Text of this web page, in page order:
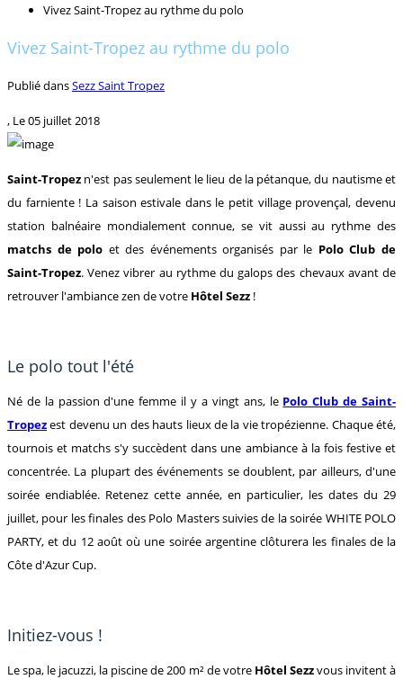
Vivez Saint-Tropez au rythme du polo
Vivez Saint-Tropez au rythme du polo
Publié dansSezz Saint Tropez
, Le05 juillet 2018
Saint-Tropez n'est pas seulement le lieu de la pétanque, du nautisme et
du farniente ! La saison estivale dans le petit village provençal, devenu
station balnéaire mondialement connue, se vit aussi au rythme des
matchs de polo et des événements organisés par le Polo Club de
Saint-Tropez. Venez vibrer au rythme du galops des chevaux avant de
retrouver l'ambiance zen de votre Hôtel Sezz !
Le polo tout l'été
Né de la passion d'une femme il y a vingt ans, le Polo Club de Saint-
Tropezest devenu un des hauts lieux de la vie tropézienne. Chaque été,
tournois et matchs s'y succèdent dans une ambiance à la fois festive et
concentrée. La plupart des événements se doublent, par ailleurs, d'une
soirée endiablée. Retenez cette année, en particulier, les dates du 29
juillet, pour les finales des Polo Masters suivies de la soirée WHITE POLO
PARTY, et du 12 août où une soirée argentine clôturera les finales de la
Côte d'Azur Cup.
Initiez-vous !
Le spa, le jacuzzi, la piscine de 200 m² de votre Hôtel Sezzvous invitent à